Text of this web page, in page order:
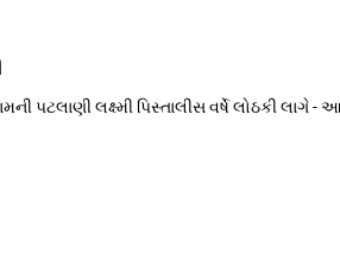
પટલાણી લક્ષ્મી પિસ્તાલીસ વર્ષે લોઠકી લાગે